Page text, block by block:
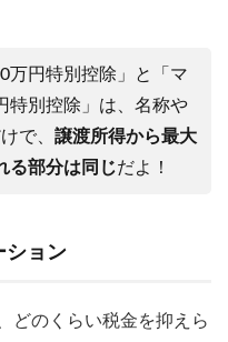
万円特別控除」と「マ
特別控除」は、名称や
で、 譲渡所得から最大
る部分は同じだよ！
ション
どのくらい税金を抑えら